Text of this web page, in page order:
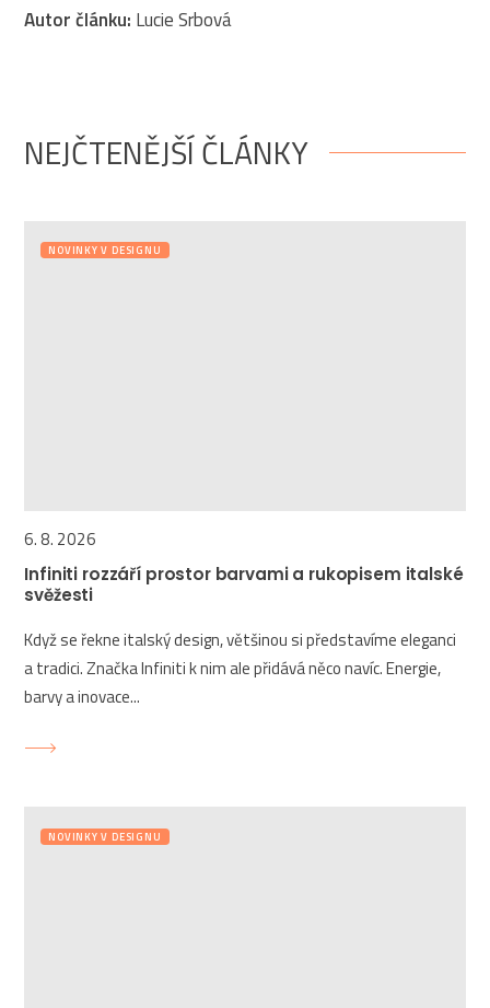
Autor článku: Lucie Srbová
NEJČTENĚJŠÍ ČLÁNKY
NOVINKY V DESIGNU
6. 8. 2026
Infiniti rozzáří prostor barvami a rukopisem italské
svěžesti
Když se řekne italský design, většinou si představíme eleganci
a tradici. Značka Infiniti k nim ale přidává něco navíc. Energie,
barvy a inovace...
NOVINKY V DESIGNU